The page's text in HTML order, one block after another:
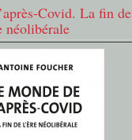
Covid. La fin de
néolibérale